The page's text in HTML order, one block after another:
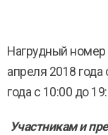
Нагрудный номер
апреля 2018
года с 10:00 до
Участникам и